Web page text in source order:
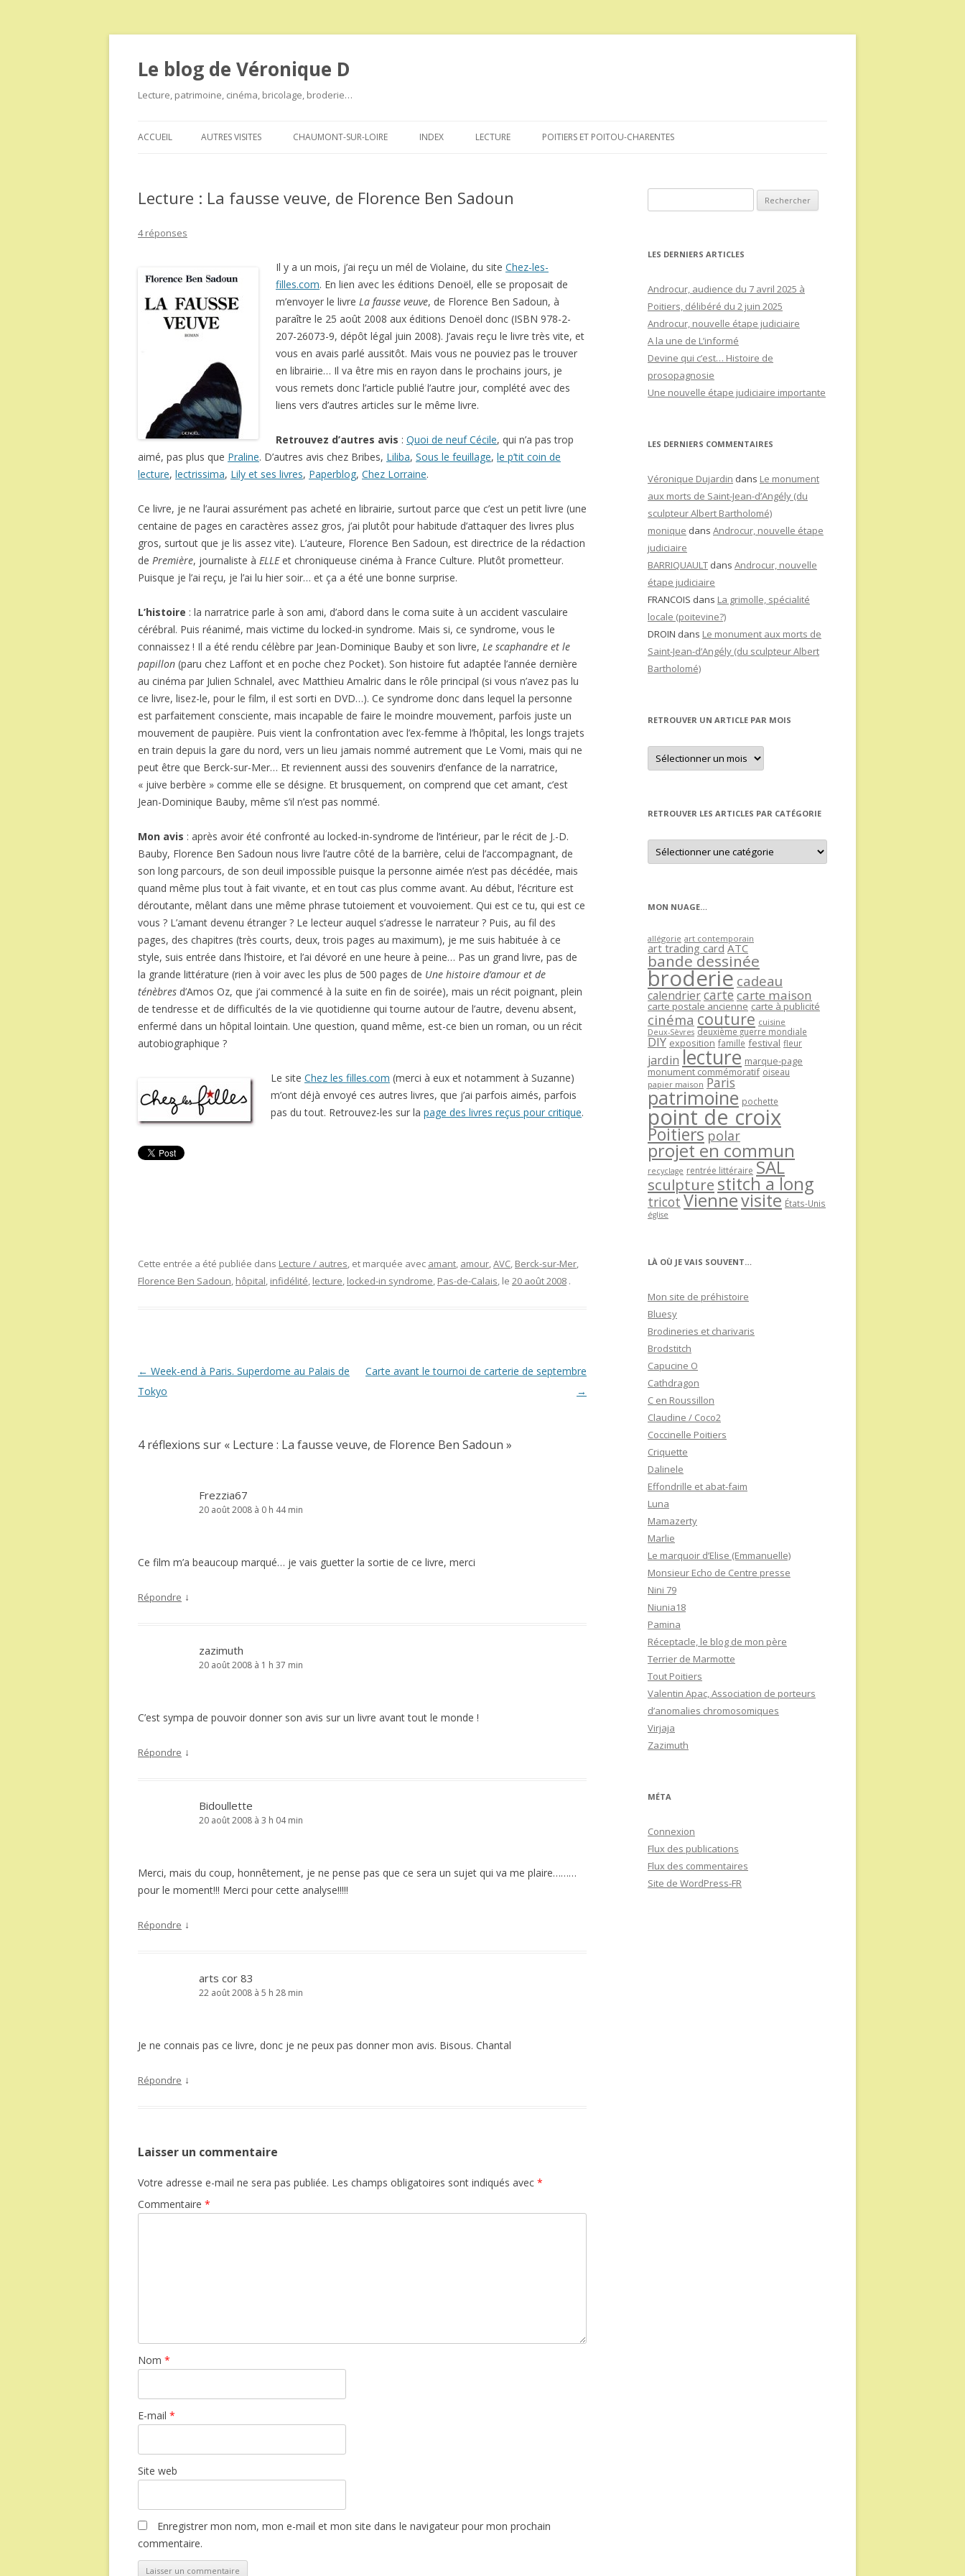
Le blog de Véronique D
Lecture, patrimoine, cinéma, bricolage, broderie…
au
ACCUEIL AUTRES VISITES CHAUMONT-SUR-LOIRE INDEX LECTURE POITIERS ET POITOU-CHARENTES
Lecture : La fausse veuve, de Florence Ben Sadoun
4 réponses
Il y a un mois, j’ai reçu un mél de Violaine, du site Chez-les-
filles.com. En lien avec les éditions Denoël, elle se proposait de
m’envoyer le livre La fausse veuve, de Florence Ben Sadoun, à
paraître le 25 août 2008 aux éditions Denoël donc (ISBN 978-2-
207-26073-9, dépôt légal juin 2008). J’avais reçu le livre très vite, et
vous en avais parlé aussitôt. Mais vous ne pouviez pas le trouver
en librairie… Il va être mis en rayon dans le prochains jours, je
vous remets donc l’article publié l’autre jour, complété avec des
liens vers d’autres articles sur le même livre.
Retrouvez d’autres avis : Quoi de neuf Cécile, qui n’a pas trop
aimé, pas plus que Praline. D’autres avis chez Bribes, Liliba, Sous le feuillage, le p’tit coin de
lecture, lectrissima, Lily et ses livres, Paperblog, Chez Lorraine.
Ce livre, je ne l’aurai assurément pas acheté en librairie, surtout parce que c’est un petit livre (une
centaine de pages en caractères assez gros, j’ai plutôt pour habitude d’attaquer des livres plus
gros, surtout que je lis assez vite). L’auteure, Florence Ben Sadoun, est directrice de la rédaction
de Première, journaliste à ELLEet chroniqueuse cinéma à France Culture. Plutôt prometteur.
Puisque je l’ai reçu, je l’ai lu hier soir… et ça a été une bonne surprise.
L’histoire : la narratrice parle à son ami, d’abord dans le coma suite à un accident vasculaire
cérébral. Puis réanimé, mais victime du locked-in syndrome. Mais si, ce syndrome, vous le
connaissez ! Il a été rendu célèbre par Jean-Dominique Bauby et son livre, Le scaphandre et le
papillon (paru chez Laffont et en poche chez Pocket). Son histoire fut adaptée l’année dernière
au cinéma par Julien Schnalel, avec Matthieu Amalric dans le rôle principal (si vous n’avez pas lu
ce livre, lisez-le, pour le film, il est sorti en DVD…). Ce syndrome donc dans lequel la personne
est parfaitement consciente, mais incapable de faire le moindre mouvement, parfois juste un
mouvement de paupière. Puis vient la confrontation avec l’ex-femme à l’hôpital, les longs trajets
en train depuis la gare du nord, vers un lieu jamais nommé autrement que Le Vomi, mais qui ne
peut être que Berck-sur-Mer… Et reviennent aussi des souvenirs d’enfance de la narratrice,
« juive berbère » comme elle se désigne. Et brusquement, on comprend que cet amant, c’est
Jean-Dominique Bauby, même s’il n’est pas nommé.
Mon avis : après avoir été confronté au locked-in-syndrome de l’intérieur, par le récit de J.-D.
Bauby, Florence Ben Sadoun nous livre l’autre côté de la barrière, celui de l’accompagnant, de
son long parcours, de son deuil impossible puisque la personne aimée n’est pas décédée, mais
quand même plus tout à fait vivante, et en tout cas plus comme avant. Au début, l’écriture est
déroutante, mêlant dans une même phrase tutoiement et vouvoiement. Qui est ce tu, qui est ce
vous ? L’amant devenu étranger ? Le lecteur auquel s’adresse le narrateur ? Puis, au fil des
pages, des chapitres (très courts, deux, trois pages au maximum), je me suis habituée à ce
style, suis entrée dans l’histoire, et l’ai dévoré en une heure à peine… Pas un grand livre, pas de
la grande littérature (rien à voir avec les plus de 500 pages de Une histoire d’amour et de
ténèbres d’Amos Oz, que j’ai commencé à la suite en fin de soirée), mais un récit poignant, plein
de tendresse et de difficultés de la vie quotidienne qui tourne autour de l’autre, devenu absent,
enfermé dans un hôpital lointain. Une question, quand même, est-ce bien un roman, ou un récit
autobiographique ?
Le site Chez les filles.com (merci à eux et notamment à Suzanne)
m’ont déjà envoyé ces autres livres, que j’ai parfois aimés, parfois
pas du tout. Retrouvez-les sur la page des livres reçus pour critique.
Cette entrée a été publiée dans Lecture / autres, et marquée avec amant, amour,AVC, Berck-sur-Mer,
Florence Ben Sadoun, hôpital, infidélité, lecture, locked-in syndrome, Pas-de-Calais, le 20 août 2008 .
Navigation
des
← Week-end à Paris. Superdome au Palais de
Tokyo
Carte avant le tournoi de carterie de septembre
→
4 réflexions sur « Lecture : La fausse veuve, de Florence Ben Sadoun »
Frezzia67
20 août 2008 à 0 h 44 min
Ce film m’a beaucoup marqué… je vais guetter la sortie de ce livre, merci
Répondre ↓
zazimuth
20 août 2008 à 1 h 37 min
C’est sympa de pouvoir donner son avis sur un livre avant tout le monde !
Répondre ↓
Bidoullette
20 août 2008 à 3 h 04 min
Merci, mais du coup, honnêtement, je ne pense pas que ce sera un sujet qui va me plaire………
pour le moment!!! Merci pour cette analyse!!!!!
Répondre ↓
arts cor 83
22 août 2008 à 5 h 28 min
Je ne connais pas ce livre, donc je ne peux pas donner mon avis. Bisous. Chantal
Répondre ↓
Laisser un commentaire
Votre adresse e-mail ne sera pas publiée. Les champs obligatoires sont indiqués avec *
Commentaire *
Nom *
E-mail *
Site web
Enregistrer mon nom, mon e-mail et mon site dans le navigateur pour mon prochain
commentaire.
LES DERNIERS ARTICLES
Androcur, audience du 7 avril 2025 à
Poitiers, délibéré du 2 juin 2025
Androcur, nouvelle étape judiciaire
A la une de L’informé
Devine qui c’est… Histoire de
prosopagnosie
Une nouvelle étape judiciaire importante
LES DERNIERS COMMENTAIRES
Véronique Dujardin dans Le monument
aux morts de Saint-Jean-d’Angély (du
sculpteur Albert Bartholomé)
monique dans Androcur, nouvelle étape
judiciaire
BARRIQUAULT dans Androcur, nouvelle
étape judiciaire
FRANCOIS dans La grimolle, spécialité
locale (poitevine?)
DROIN dans Le monument aux morts de
Saint-Jean-d’Angély (du sculpteur Albert
Bartholomé)
RETROUVER UN ARTICLE PAR MOIS
Retrouver
un
article
RETROUVER LES ARTICLES PAR CATÉGORIE
Retrouver
les
articles
MON NUAGE…
allégorie art contemporain
art trading card ATC
bande dessinée
broderie cadeau
calendriercartecarte maison
carte postale ancienne carte à publicité
cinéma couture cuisine
Deux-Sèvres deuxième guerre mondiale
DIY exposition famille festival fleur
jardin lecture marque-page
monument commémoratif oiseau
papier maison Paris
patrimoine pochette
point de croix
Poitiers polar
projet en commun
recyclage rentrée littéraire SAL
sculpture stitch a long
tricot Viennevisite États-Unis
église
LÀ OÙ JE VAIS SOUVENT…
Mon site de préhistoire
Bluesy
Brodineries et charivaris
Brodstitch
Capucine O
Cathdragon
C en Roussillon
Claudine / Coco2
Coccinelle Poitiers
Criquette
Dalinele
Effondrille et abat-faim
Luna
Mamazerty
Marlie
Le marquoir d’Elise (Emmanuelle)
Monsieur Echo de Centre presse
Nini 79
Niunia18
Pamina
Réceptacle, le blog de mon père
Terrier de Marmotte
Tout Poitiers
Valentin Apac, Association de porteurs
d’anomalies chromosomiques
Virjaja
Zazimuth
MÉTA
Connexion
Flux des publications
Flux des commentaires
Site de WordPress-FR